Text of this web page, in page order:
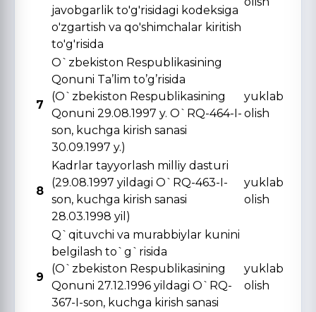
javobgarlik to'g'risidagi kodeksiga
o'zgartish va qo'shimchalar kiritish
to'g'risida
7
O`zbekiston Respublikasining
Qonuni Ta’lim to’g’risida
(O`zbekiston Respublikasining
Qonuni 29.08.1997 y. O`RQ-464-I-
son, kuchga kirish sanasi
30.09.1997 y.)
yuklab
olish
8
Kadrlar tayyorlash milliy dasturi
(29.08.1997 yildagi O`RQ-463-I-
son, kuchga kirish sanasi
28.03.1998 yil)
yuklab
olish
9
Q`qituvchi va murabbiylar kunini
belgilash to`g`risida
(O`zbekiston Respublikasining
Qonuni 27.12.1996 yildagi O`RQ-
367-I-son, kuchga kirish sanasi
yuklab
olish